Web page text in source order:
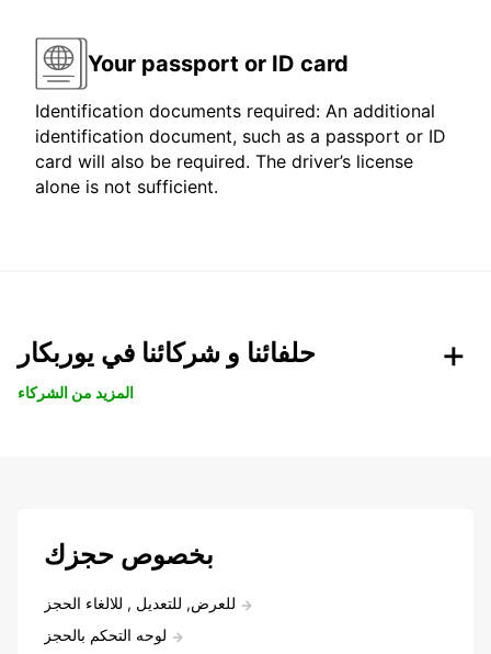
Your passport or ID card
Identification documents required: An additional
identification document, such as a passport or ID
card will also be required. The driver’s license
alone is not sufficient.
حلفائنا و شركائنا في يوربكار
المزيد من الشركاء
بخصوص حجزك
للعرض, للتعديل , للالغاء الحجز
لوحه التحكم بالحجز